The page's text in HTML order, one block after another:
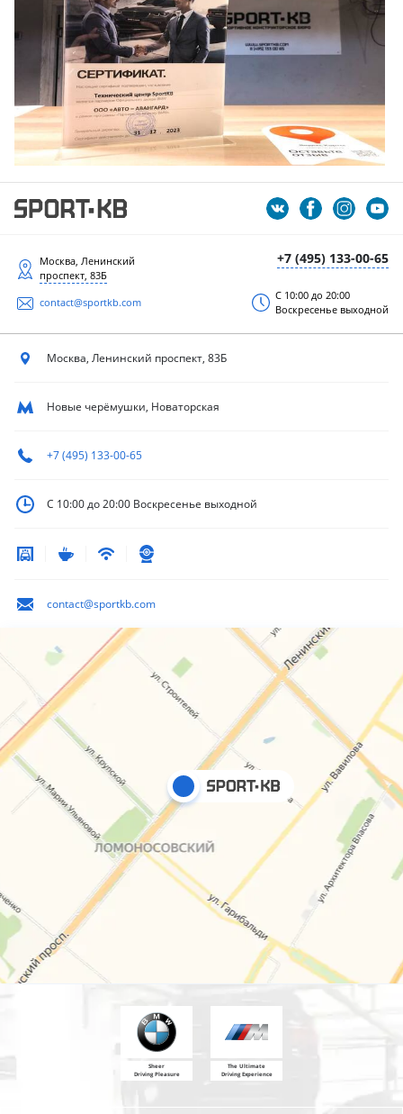
+7 (495) 133-00-65
Москва, Ленинский
проспект, 83Б
contact@sportkb.com
С 10:00 до 20:00
Воскресенье выходной
Москва, Ленинский проспект, 83Б
Новые черёмушки, Новаторская
+7 (495) 133-00-65
С 10:00 до 20:00 Воскресенье выходной
contact@sportkb.com
Sheer
Driving Pleasure
The Ultimate
Driving Experience